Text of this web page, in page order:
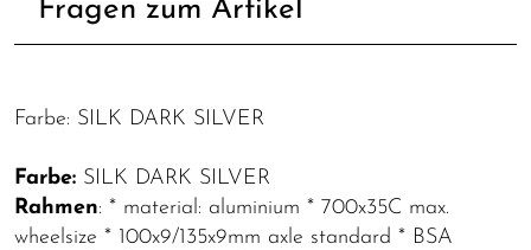
Fragen zum Artikel
Farbe: SILK DARK SILVER
Farbe: SILK DARK SILVER
Rahmen: * material: aluminium * 700x35C max.
wheelsize * 100x9/135x9mm axle standard * BSA